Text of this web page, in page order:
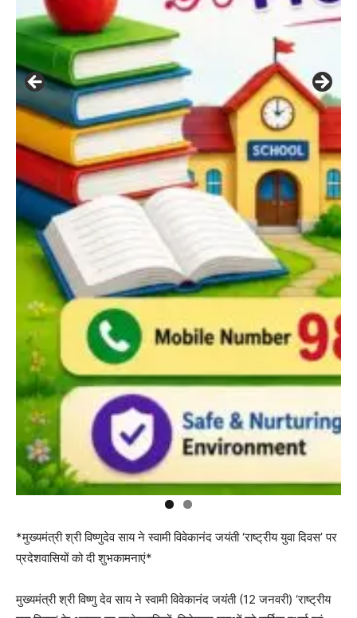
*मुख्यमंत्री श्री विष्णुदेव साय ने स्वामी विवेकानंद जयंती ‘राष्ट्रीय युवा दिवस’ पर
प्रदेशवासियों को दी शुभकामनाएं*
मुख्यमंत्री श्री विष्णु देव साय ने स्वामी विवेकानंद जयंती (12 जनवरी) ‘राष्ट्रीय